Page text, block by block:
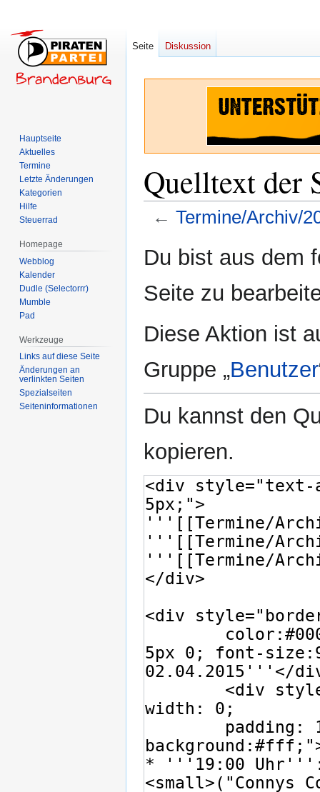
Quelltext der
← Termine/Archiv/
Navigation
Suche
Du bist aus dem
Seite zu
Diese Aktion ist
Gruppe „Benutzer
Du kannst den
kopieren.
Seite Diskussion
Hauptseite
Aktuelles
Termine
Letzte Änderungen
Kategorien
Hilfe
Steuerrad
Homepage
Webblog
Kalender
Dudle (Selectorrr)
Mumble
Pad
Werkzeuge
Links auf diese Seite
Änderungen an
verlinkten Seiten
Spezialseiten
Seiten­­informationen